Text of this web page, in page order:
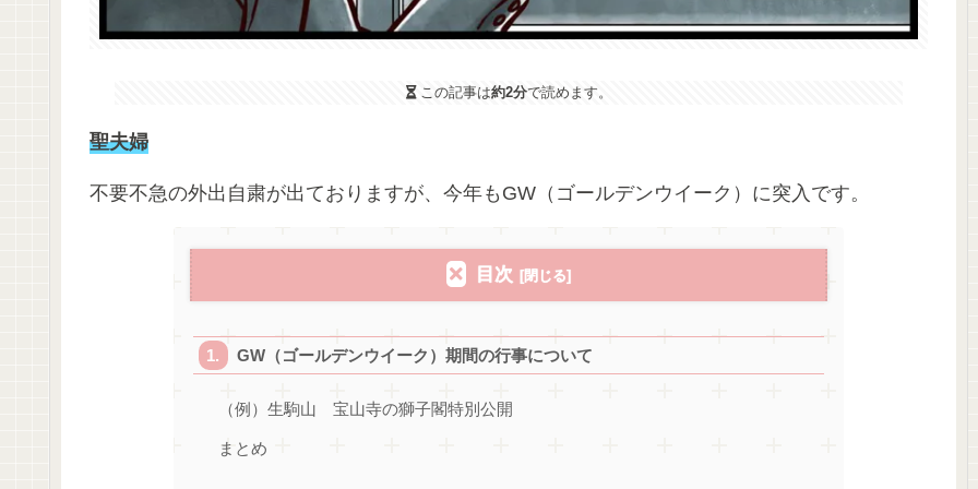
この記事は約2分で読めます。
聖夫婦
不要不急の外出自粛が出ておりますが、今年もGW（ゴールデンウイーク）に突入です。
目次
GW（ゴールデンウイーク）期間の行事について
（例）生駒山 宝山寺の獅子閣特別公開
まとめ